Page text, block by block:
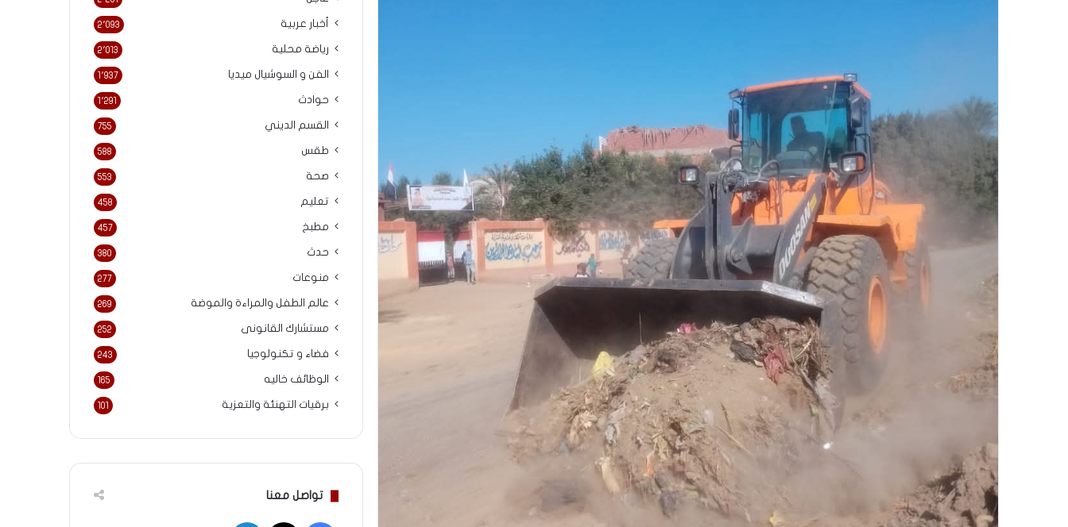
أخبار عربية 2٬093
رياضة محلية 2٬013
الفن و السوشيال ميديا 1٬937
حوادث 1٬291
القسم الديني 755
طقس 588
صحة 553
تعليم 458
مطبخ 457
حدث 380
منوعات 277
عالم الطفل والمراءة والموضة 269
مستشارك القانونى 252
فضاء و تكنولوجيا 243
الوظائف خاليه 165
برقيات التهنئة والتعزية 101
تواصل معنا